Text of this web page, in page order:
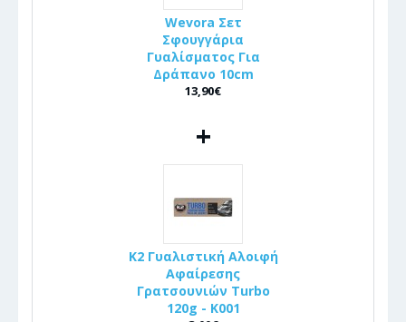
Wevora Σετ
Σφουγγάρια
Γυαλίσματος Για
Δράπανο 10cm
13,90€
+
K2 Γυαλιστική Αλοιφή
Αφαίρεσης
Γρατσουνιών Turbo
120g - K001